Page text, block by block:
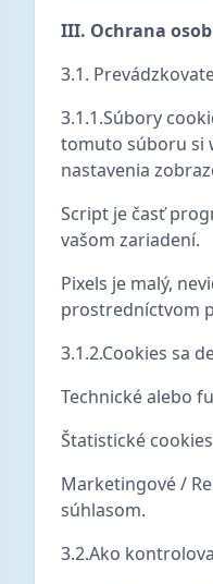
III. Ochrana
3.1.
3.1.1.Súbory
tomuto súboru si
nastavenia
Script je časť
vašom zariadení.
Pixels je malý,
prostredníctvom
3.1.2.Cookies sa
Technické alebo
Štatistické
Marketingové /
súhlasom.
3.2.Ako